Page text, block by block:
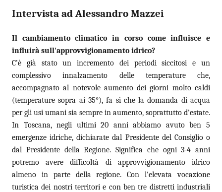
Intervista ad Alessandro Mazzei
Il cambiamento climatico in corso come influisce e
influirà sull'approvvigionamento idrico?
C’è già stato un incremento dei periodi siccitosi e un
complessivo innalzamento delle temperature che,
accompagnato al notevole aumento dei giorni molto caldi
(temperature sopra ai 35°), fa sì che la domanda di acqua
per gli usi umani sia sempre in aumento, soprattutto d’estate.
In Toscana, negli ultimi 20 anni abbiamo avuto ben 5
emergenze idriche, dichiarate dal Presidente del Consiglio o
dal Presidente della Regione. Significa che ogni 3-4 anni
potremo avere difficoltà di approvvigionamento idrico
almeno in parte della regione. Con l’elevata vocazione
turistica dei nostri territori e con ben tre distretti industriali